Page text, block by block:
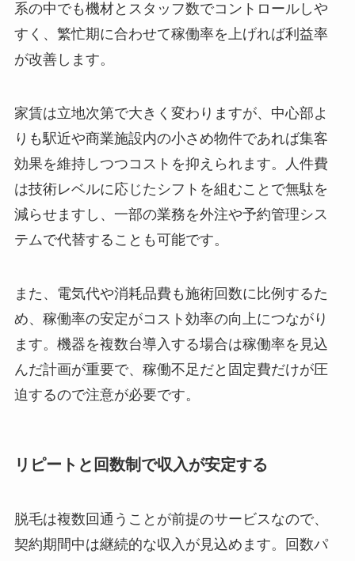
系の中でも機材とスタッフ数でコントロールしや
すく、繁忙期に合わせて稼働率を上げれば利益率
が改善します。
家賃は立地次第で大きく変わりますが、中心部よ
りも駅近や商業施設内の小さめ物件であれば集客
効果を維持しつつコストを抑えられます。人件費
は技術レベルに応じたシフトを組むことで無駄を
減らせますし、一部の業務を外注や予約管理シス
テムで代替することも可能です。
また、電気代や消耗品費も施術回数に比例するた
め、稼働率の安定がコスト効率の向上につながり
ます。機器を複数台導入する場合は稼働率を見込
んだ計画が重要で、稼働不足だと固定費だけが圧
迫するので注意が必要です。
リピートと回数制で収入が安定する
脱毛は複数回通うことが前提のサービスなので、
契約期間中は継続的な収入が見込めます。回数パ